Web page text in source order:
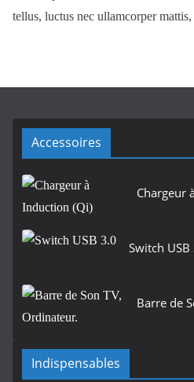
tellus, luctus nec ullamcorper
Accessoires
Chargeur
Switch USB
Barre de
Indispensables